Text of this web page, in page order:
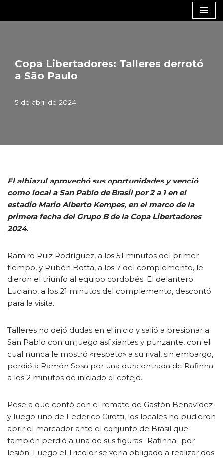
Copa Libertadores: Talleres derrotó
a São Paulo
5 de abril de 2024
El albiazul aprovechó sus oportunidades y venció
como local a San Pablo de Brasil por 2 a 1 en el
estadio Mario Alberto Kempes, en el marco de la
primera fecha del Grupo B de la Copa Libertadores
2024.
Ramiro Ruiz Rodríguez, a los 51 minutos del primer
tiempo, y Rubén Botta, a los 7 del complemento, le
dieron el triunfo al equipo cordobés. El delantero
Luciano, a los 21 minutos del complemento, descontó
para la visita.
Talleres no dejó dudas en el inicio y salió a presionar a
San Pablo con un juego asfixiantes y punzante, con el
cual nunca le mostró «respeto» a su rival, sin embargo,
perdió a Ramón Sosa por una dura entrada de Rafinha
a los 2 minutos de iniciado el cotejo.
Pese a que contó con el remate de Gastón Benavídez
y luego uno de Federico Girotti, los locales no pudieron
abrir el marcador ante el conjunto de Brasil que
también perdió a una de sus figuras -Rafinha- por
lesión. Luego el Tricolor se vería obligado a realizar dos